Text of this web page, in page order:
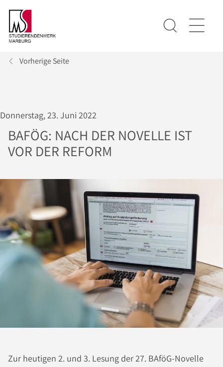
Vorherige Seite
Donnerstag, 23. Juni 2022
BAFÖG: NACH DER NOVELLE IST
VOR DER REFORM
Zur heutigen 2. und 3. Lesung der 27. BAföG-Novelle